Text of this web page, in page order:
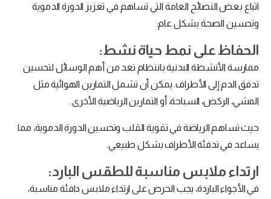
اتباع بعض النصائح العامة التي تساهم في تعزيز الدورة الدموية
وتحسين الصحة بشكل عام:
الحفاظ على نمط حياة نشط:
ممارسة الأنشطة البدنية بانتظام تعد من أهم الوسائل لتحسين
تدفق الدم إلى الأطراف. يمكن أن تشمل التمارين الهوائية مثل
المشي، الركض، السباحة، أو التمارين الرياضية الأخرى.
حيث تساهم الرياضة في تقوية القلب وتحسين الدورة الدموية، مما
يساعد في تدفئة الأطراف بشكل طبيعي.
ارتداء ملابس مناسبة للطقس البارد:
في الأجواء الباردة، يجب الحرص على ارتداء ملابس دافئة مناسبة،